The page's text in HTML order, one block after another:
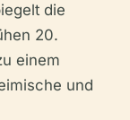
die
20.
einem
und